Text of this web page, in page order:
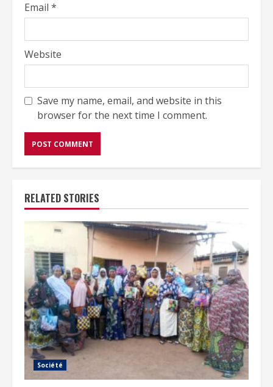
Email *
Website
Save my name, email, and website in this
browser for the next time I comment.
RELATED STORIES
Société